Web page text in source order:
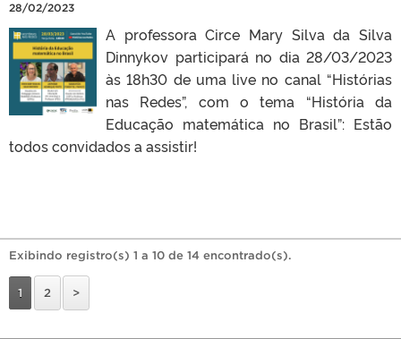
28/02/2023
A professora Circe Mary Silva da Silva
Dinnykov participará no dia 28/03/2023
às 18h30 de uma live no canal “Histórias
nas Redes”, com o tema “História da
Educação matemática no Brasil”: Estão
todos convidados a assistir!
Exibindo registro(s) 1 a 10 de 14 encontrado(s).
1 2 >